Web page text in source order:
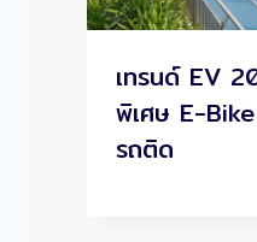
เทรนด์ EV
พิเศษ E-
รถติด